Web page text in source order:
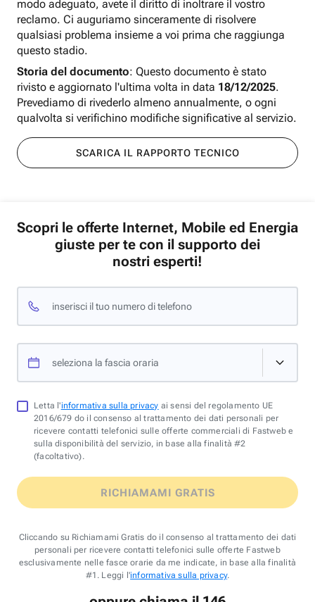
modo adeguato, avete il diritto di inoltrare il vostro
reclamo. Ci auguriamo sinceramente di risolvere
qualsiasi problema insieme a voi prima che raggiunga
questo stadio.
Storia del documento: Questo documento è stato
rivisto e aggiornato l'ultima volta in data 18/12/2025.
Prevediamo di rivederlo almeno annualmente, o ogni
qualvolta si verifichino modifiche significative al servizio.
SCARICA IL RAPPORTO TECNICO
Scopri le offerte Internet, Mobile ed Energia
giuste per te con il supporto dei
nostri esperti!
inserisci il tuo numero di telefono
seleziona la fascia oraria
Letta l'informativa sulla privacy ai sensi del regolamento UE
2016/679 do il consenso al trattamento dei dati personali per
ricevere contatti telefonici sulle offerte commerciali di Fastweb e
sulla disponibilità del servizio, in base alla finalità #2
(facoltativo).
RICHIAMAMI GRATIS
Cliccando su Richiamami Gratis do il consenso al trattamento dei dati
personali per ricevere contatti telefonici sulle offerte Fastweb
esclusivamente nelle fasce orarie da me indicate, in base alla finalità
#1. Leggi l'informativa sulla privacy.